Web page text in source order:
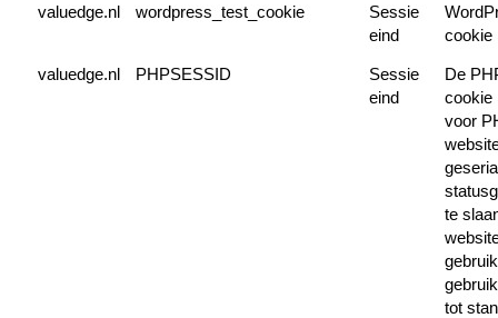
valuedge.nl wordpress_test_cookie
Sessie
eind
cookie
valuedge.nl PHPSESSID
Sessie
eind
De
cookie
voor
te
tot